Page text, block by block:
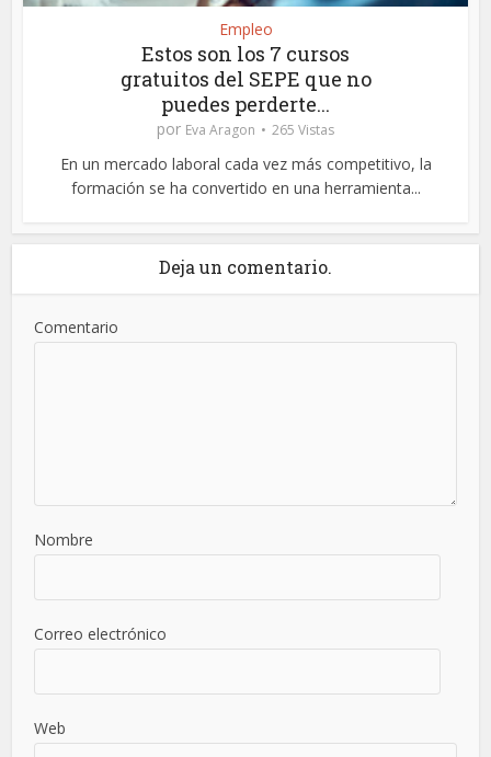
Empleo
Estos son los 7 cursos
gratuitos del SEPE que no
puedes perderte...
por Eva Aragon 265 Vistas
En un mercado laboral cada vez más competitivo, la
formación se ha convertido en una herramienta...
Deja un comentario.
Comentario
Nombre
Correo electrónico
Web